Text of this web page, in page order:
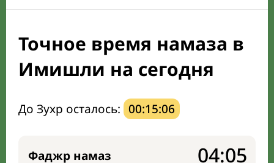
Календарь рамадана
Направление киблы
Точное время намаза в
Имишли на сегодня
До Зухр осталось: 00:15:05
Фаджр намаз 04:05